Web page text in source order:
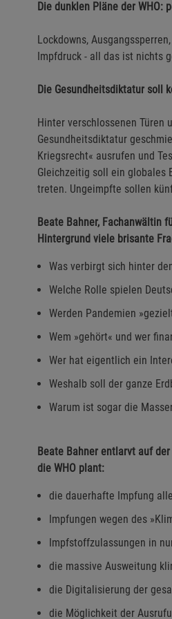
Die dunklen Pläne der WHO:
Lockdowns,
Impfdruck - all das ist nichts
Die Gesundheitsdiktatur soll
Hinter verschlossenen Türen
Gesundheitsdiktatur
Kriegsrecht« ausrufen und
Gleichzeitig soll ein globales
treten. Ungeimpfte sollen
Beate Bahner, Fachanwältin
Hintergrund viele brisante
Was verbirgt sich hinter
Welche Rolle spielen
Werden Pandemien
Wem »gehört« und wer
Wer hat eigentlich ein
Weshalb soll der ganze
Warum ist sogar die
Beate Bahner entlarvt auf
die WHO plant:
die dauerhafte Impfung
Impfungen wegen des
Impfstoffzulassungen in
die massive Ausweitung
die Digitalisierung der
die Möglichkeit der